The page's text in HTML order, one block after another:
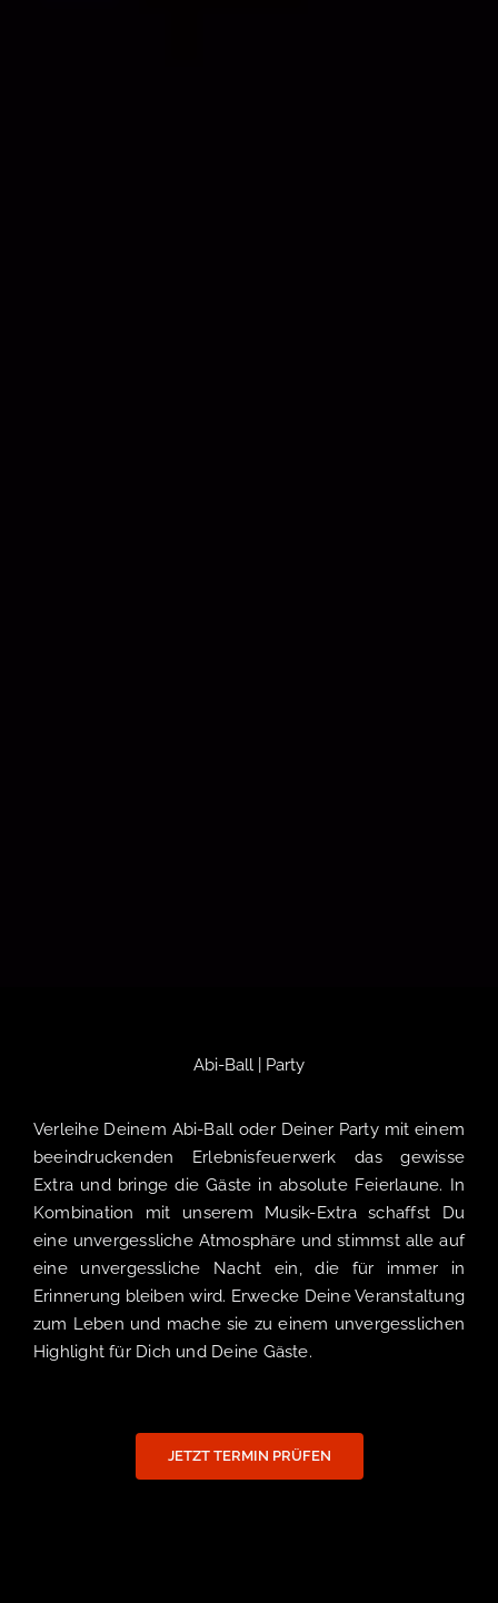
Abi-Ball | Party
Verleihe Deinem Abi-Ball oder Deiner Party mit einem
beeindruckenden Erlebnisfeuerwerk das gewisse
Extra und bringe die Gäste in absolute Feierlaune. In
Kombination mit unserem Musik-Extra schaffst Du
eine unvergessliche Atmosphäre und stimmst alle auf
eine unvergessliche Nacht ein, die für immer in
Erinnerung bleiben wird. Erwecke Deine Veranstaltung
zum Leben und mache sie zu einem unvergesslichen
Highlight für Dich und Deine Gäste.
JETZT TERMIN PRÜFEN